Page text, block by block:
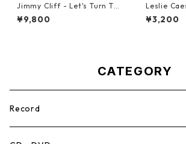
Jimmy Cliff - Let's Turn The
Table【7-21999】
¥9,800
Leslie
Woman【
¥3,200
CATEGORY
Record